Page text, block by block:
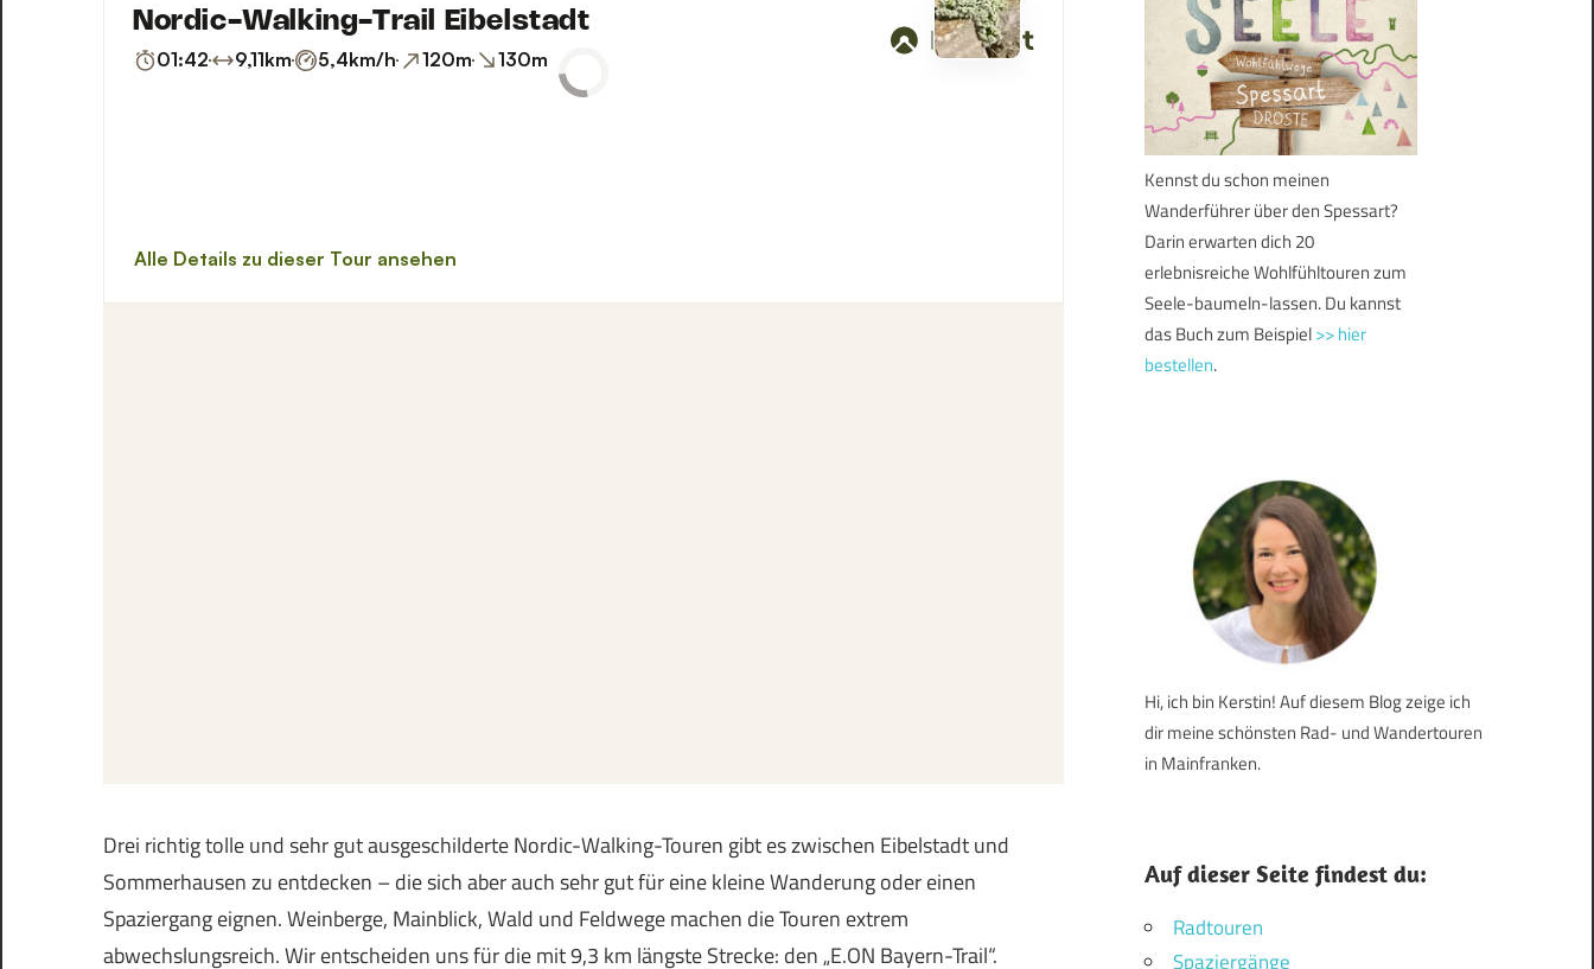
Drei richtig tolle und sehr gut ausgeschilderte Nordic-Walking-Touren gibt es zwischen Eibelstadt und
Sommerhausen zu entdecken – die sich aber auch sehr gut für eine kleine Wanderung oder einen
Spaziergang eignen. Weinberge, Mainblick, Wald und Feldwege machen die Touren extrem
abwechslungsreich. Wir entscheiden uns für die mit 9,3 km längste Strecke: den „E.ON Bayern-Trail“.
Kennst du schon meinen
Wanderführer über den Spessart?
Darin erwarten dich 20
erlebnisreiche Wohlfühltouren zum
Seele-baumeln-lassen. Du kannst
das Buch zum Beispiel>> hier
bestellen.
Hi, ich bin Kerstin! Auf diesem Blog zeige ich
dir meine schönsten Rad- und Wandertouren
in Mainfranken.
Auf dieser Seite findest du:
Radtouren
Spaziergänge